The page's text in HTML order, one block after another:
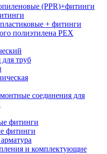
(PPR)+фитинги
+ фитинги
полиэтилена PEX
труб
соединения для
фитинги
фитинги
и комплектующие